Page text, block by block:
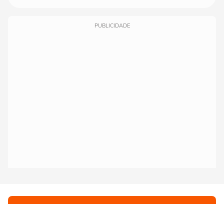
PUBLICIDADE